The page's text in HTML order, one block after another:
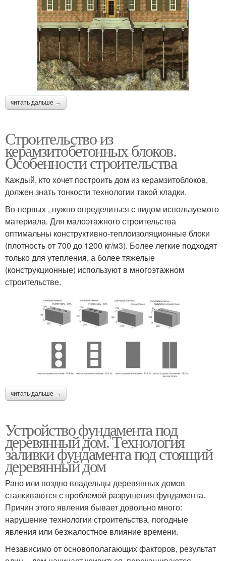
читать дальше →
Строительство из
керамзитобетонных блоков.
Особенности строительства
Каждый, кто хочет построить дом из керамзитоблоков,
должен знать тонкости технологии такой кладки.
Во-первых , нужно определиться с видом используемого
материала. Для малоэтажного строительства
оптимальны конструктивно-теплоизоляционные блоки
(плотность от 700 до 1200 кг/м3). Более легкие подходят
только для утепления, а более тяжелые
(конструкционные) используют в многоэтажном
строительстве.
читать дальше →
Устройство фундамента под
деревянный дом. Технология
заливки фундамента под стоящий
деревянный дом
Рано или поздно владельцы деревянных домов
сталкиваются с проблемой разрушения фундамента.
Причин этого явления бывает довольно много:
нарушение технологии строительства, погодные
явления или безжалостное влияние времени.
Независимо от основополагающих факторов, результат